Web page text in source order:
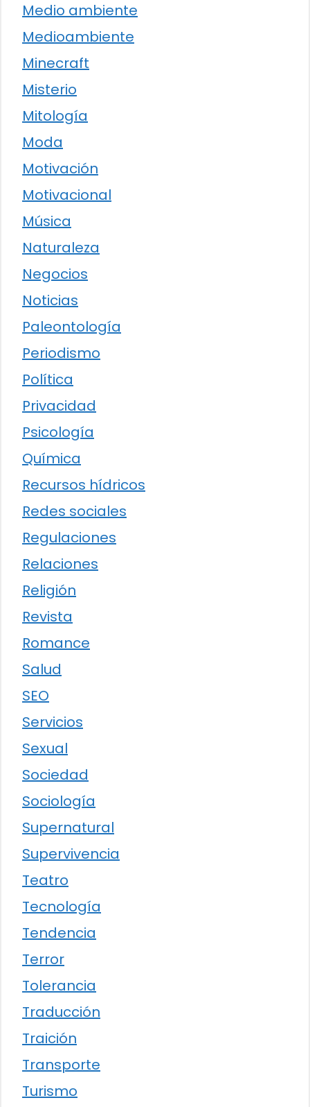
Medio ambiente
Medioambiente
Minecraft
Misterio
Mitología
Moda
Motivación
Motivacional
Música
Naturaleza
Negocios
Noticias
Paleontología
Periodismo
Política
Privacidad
Psicología
Química
Recursos hídricos
Redes sociales
Regulaciones
Relaciones
Religión
Revista
Romance
Salud
SEO
Servicios
Sexual
Sociedad
Sociología
Supernatural
Supervivencia
Teatro
Tecnología
Tendencia
Terror
Tolerancia
Traducción
Traición
Transporte
Turismo